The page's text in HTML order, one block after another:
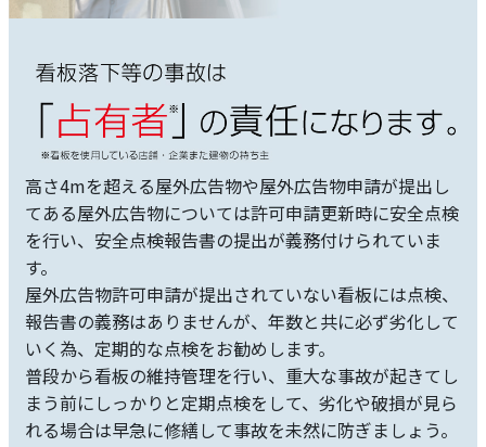
高さ4mを超える屋外広告物や屋外広告物申請が提出し
てある屋外広告物については許可申請更新時に安全点検
を行い、安全点検報告書の提出が義務付けられていま
す。
屋外広告物許可申請が提出されていない看板には点検、
報告書の義務はありませんが、年数と共に必ず劣化して
いく為、定期的な点検をお勧めします。
普段から看板の維持管理を行い、重大な事故が起きてし
まう前にしっかりと定期点検をして、劣化や破損が見ら
れる場合は早急に修繕して事故を未然に防ぎましょう。